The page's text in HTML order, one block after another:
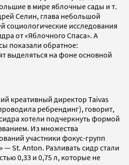
в мире яблочные сады и т.
Селин, глава небольшой
социологические исследования
от «Яблочного Спаса». А
показали обратное:
выделяться на фоне основной
креативный директор Taivas
ребрендинг), говорит,
хотели подчеркнуть формой
Из множества
участники фокус-групп
— St. Anton. Разливать сидр стали
0,33 и 0,75 л, которые не